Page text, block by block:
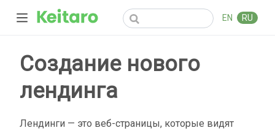
EN RU
Создание нового
лендинга
Лендинги — это веб-страницы, которые видят